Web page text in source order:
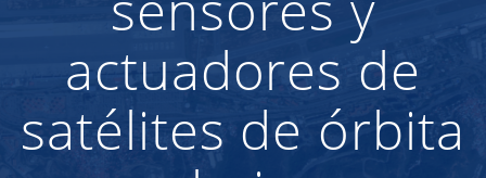
actuadores de
satélites de órbita